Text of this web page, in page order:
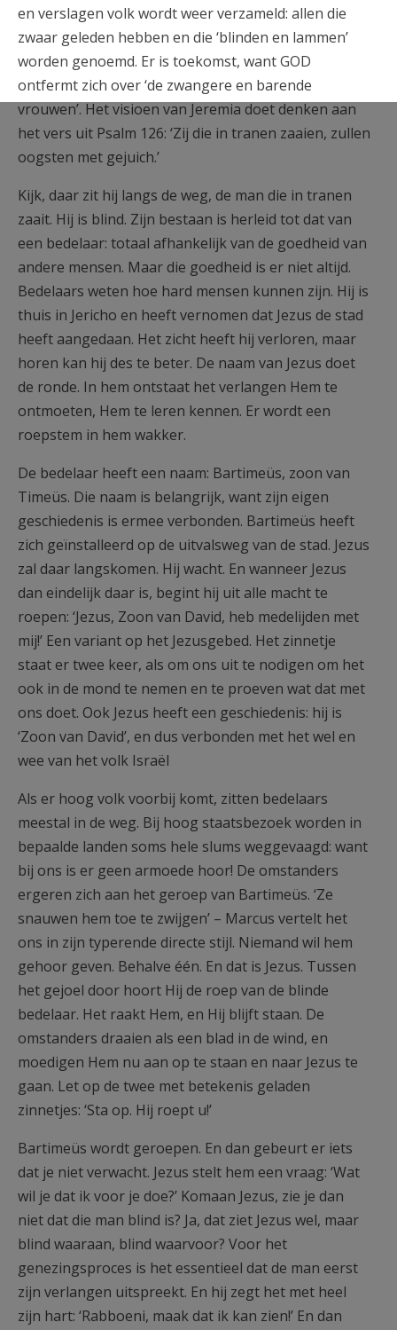
en verslagen volk wordt weer verzameld: allen die
zwaar geleden hebben en die ‘blinden en lammen’
worden genoemd. Er is toekomst, want GOD
ontfermt zich over ‘de zwangere en barende
vrouwen’. Het visioen van Jeremia doet denken aan
het vers uit Psalm 126: ‘Zij die in tranen zaaien, zullen
oogsten met gejuich.’
Kijk, daar zit hij langs de weg, de man die in tranen
zaait. Hij is blind. Zijn bestaan is herleid tot dat van
een bedelaar: totaal afhankelijk van de goedheid van
andere mensen. Maar die goedheid is er niet altijd.
Bedelaars weten hoe hard mensen kunnen zijn. Hij is
thuis in Jericho en heeft vernomen dat Jezus de stad
heeft aangedaan. Het zicht heeft hij verloren, maar
horen kan hij des te beter. De naam van Jezus doet
de ronde. In hem ontstaat het verlangen Hem te
ontmoeten, Hem te leren kennen. Er wordt een
roepstem in hem wakker.
De bedelaar heeft een naam: Bartimeüs, zoon van
Timeüs. Die naam is belangrijk, want zijn eigen
geschiedenis is ermee verbonden. Bartimeüs heeft
zich geïnstalleerd op de uitvalsweg van de stad. Jezus
zal daar langskomen. Hij wacht. En wanneer Jezus
dan eindelijk daar is, begint hij uit alle macht te
roepen: ‘Jezus, Zoon van David, heb medelijden met
mij!’ Een variant op het Jezusgebed. Het zinnetje
staat er twee keer, als om ons uit te nodigen om het
ook in de mond te nemen en te proeven wat dat met
ons doet. Ook Jezus heeft een geschiedenis: hij is
‘Zoon van David’, en dus verbonden met het wel en
wee van het volk Israël
Als er hoog volk voorbij komt, zitten bedelaars
meestal in de weg. Bij hoog staatsbezoek worden in
bepaalde landen soms hele slums weggevaagd: want
bij ons is er geen armoede hoor! De omstanders
ergeren zich aan het geroep van Bartimeüs. ‘Ze
snauwen hem toe te zwijgen’ – Marcus vertelt het
ons in zijn typerende directe stijl. Niemand wil hem
gehoor geven. Behalve één. En dat is Jezus. Tussen
het gejoel door hoort Hij de roep van de blinde
bedelaar. Het raakt Hem, en Hij blijft staan. De
omstanders draaien als een blad in de wind, en
moedigen Hem nu aan op te staan en naar Jezus te
gaan. Let op de twee met betekenis geladen
zinnetjes: ‘Sta op. Hij roept u!’
Bartimeüs wordt geroepen. En dan gebeurt er iets
dat je niet verwacht. Jezus stelt hem een vraag: ‘Wat
wil je dat ik voor je doe?’ Komaan Jezus, zie je dan
niet dat die man blind is? Ja, dat ziet Jezus wel, maar
blind waaraan, blind waarvoor? Voor het
genezingsproces is het essentieel dat de man eerst
zijn verlangen uitspreekt. En hij zegt het met heel
zijn hart: ‘Rabboeni, maak dat ik kan zien!’ En dan